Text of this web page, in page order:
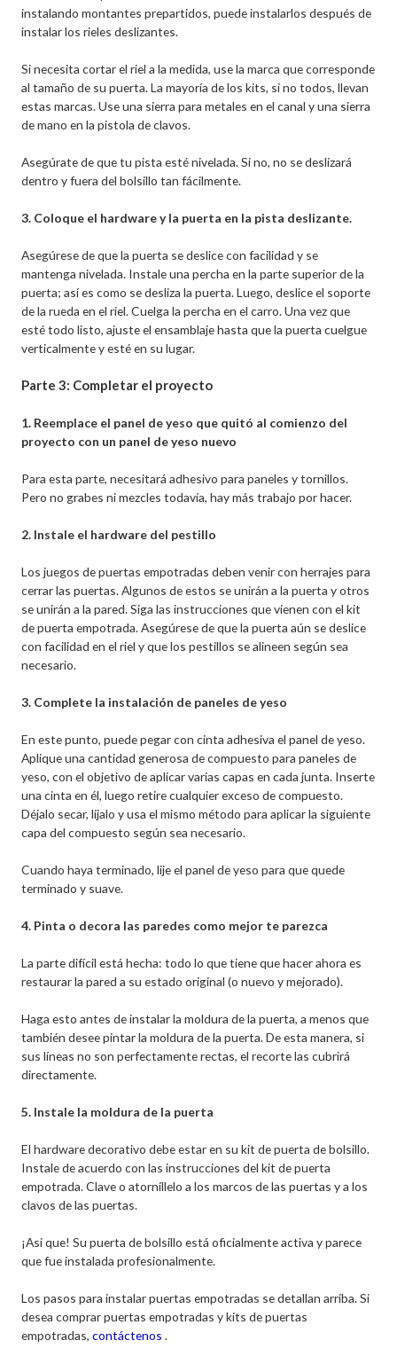
instalando montantes prepartidos, puede instalarlos después de
instalar los rieles deslizantes.
Si necesita cortar el riel a la medida, use la marca que corresponde
al tamaño de su puerta. La mayoría de los kits, si no todos, llevan
estas marcas. Use una sierra para metales en el canal y una sierra
de mano en la pistola de clavos.
Asegúrate de que tu pista esté nivelada. Si no, no se deslizará
dentro y fuera del bolsillo tan fácilmente.
3. Coloque el hardware y la puerta en la pista deslizante.
Asegúrese de que la puerta se deslice con facilidad y se
mantenga nivelada. Instale una percha en la parte superior de la
puerta; así es como se desliza la puerta. Luego, deslice el soporte
de la rueda en el riel. Cuelga la percha en el carro. Una vez que
esté todo listo, ajuste el ensamblaje hasta que la puerta cuelgue
verticalmente y esté en su lugar.
Parte 3: Completar el proyecto
1. Reemplace el panel de yeso que quitó al comienzo del
proyecto con un panel de yeso nuevo
Para esta parte, necesitará adhesivo para paneles y tornillos.
Pero no grabes ni mezcles todavía, hay más trabajo por hacer.
2. Instale el hardware del pestillo
Los juegos de puertas empotradas deben venir con herrajes para
cerrar las puertas. Algunos de estos se unirán a la puerta y otros
se unirán a la pared. Siga las instrucciones que vienen con el kit
de puerta empotrada. Asegúrese de que la puerta aún se deslice
con facilidad en el riel y que los pestillos se alineen según sea
necesario.
3. Complete la instalación de paneles de yeso
En este punto, puede pegar con cinta adhesiva el panel de yeso.
Aplique una cantidad generosa de compuesto para paneles de
yeso, con el objetivo de aplicar varias capas en cada junta. Inserte
una cinta en él, luego retire cualquier exceso de compuesto.
Déjalo secar, líjalo y usa el mismo método para aplicar la siguiente
capa del compuesto según sea necesario.
Cuando haya terminado, lije el panel de yeso para que quede
terminado y suave.
4. Pinta o decora las paredes como mejor te parezca
La parte difícil está hecha: todo lo que tiene que hacer ahora es
restaurar la pared a su estado original (o nuevo y mejorado).
Haga esto antes de instalar la moldura de la puerta, a menos que
también desee pintar la moldura de la puerta. De esta manera, si
sus líneas no son perfectamente rectas, el recorte las cubrirá
directamente.
5. Instale la moldura de la puerta
El hardware decorativo debe estar en su kit de puerta de bolsillo.
Instale de acuerdo con las instrucciones del kit de puerta
empotrada. Clave o atorníllelo a los marcos de las puertas y a los
clavos de las puertas.
¡Asi que! Su puerta de bolsillo está oficialmente activa y parece
que fue instalada profesionalmente.
Los pasos para instalar puertas empotradas se detallan arriba. Si
desea comprar puertas empotradas y kits de puertas
empotradas,contáctenos .